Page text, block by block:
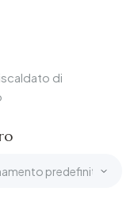
di